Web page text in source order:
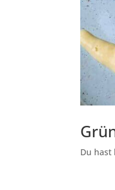
Du hast